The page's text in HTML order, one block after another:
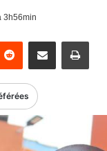
3h56min
Reddit Partager par email